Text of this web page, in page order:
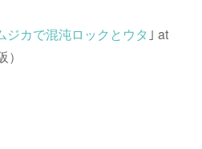
ジカで混沌ロックとウタ ｣ at
）